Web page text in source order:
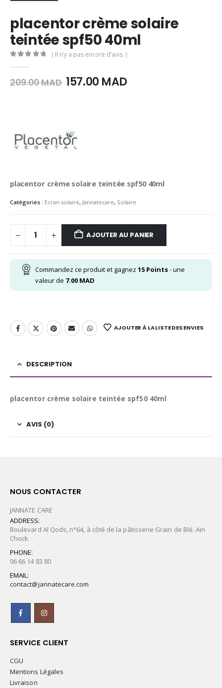
placentor crème solaire
teintée spf50 40ml
( Il n’y a pas encore d’avis. )
209.00MAD Le
MAD.
157.00 MADLe
placentor crème solaire teintée spf50 40ml
Catégories : Ecran solaire, Jannatecare, Solaire
AJOUTER AU PANIER
Commandez ce produit et gagnez 15 Points- une
valeur de 7.00 MAD
AJOUTER À LA LISTE DES ENVIES
DESCRIPTION
placentor crème solaire teintée spf50 40ml
AVIS (0)
NOUS CONTACTER
JANNATE CARE
ADDRESS:
Boulevard Al Qods, n°64, à côté de la pâtisserie Grain de Blé. Ain
Chock
PHONE:
06 66 14 83 80
EMAIL:
contact@jannatecare.com
SERVICE CLIENT
CGU
Mentions Légales
Livraison